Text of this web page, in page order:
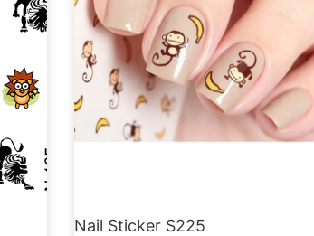
Nail Sticker S225